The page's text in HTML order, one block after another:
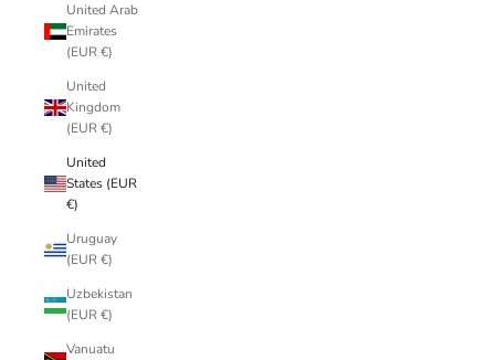
United Arab
Emirates
(EUR €)
United
Kingdom
(EUR €)
United
States (EUR
€)
Uruguay
(EUR €)
Uzbekistan
(EUR €)
Vanuatu